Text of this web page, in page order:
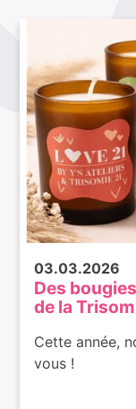
03.03.2026
Des
de la
Cette année,
vous !